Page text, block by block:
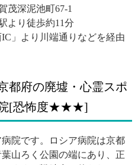
茂深泥池町67-1
より徒歩約11分
」より川端通りなどを経由
都府の廃墟・心霊スポ
院[恐怖度★★★]
院です。ロシア病院は京都
山ろく公園の端にあり、正